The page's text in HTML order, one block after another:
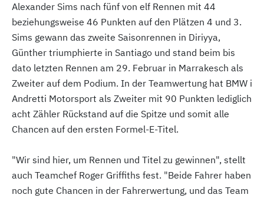
Alexander Sims nach fünf von elf Rennen mit 44
beziehungsweise 46 Punkten auf den Plätzen 4 und 3.
Sims gewann das zweite Saisonrennen in Diriyya,
Günther triumphierte in Santiago und stand beim bis
dato letzten Rennen am 29. Februar in Marrakesch als
Zweiter auf dem Podium. In der Teamwertung hat BMW i
Andretti Motorsport als Zweiter mit 90 Punkten lediglich
acht Zähler Rückstand auf die Spitze und somit alle
Chancen auf den ersten Formel-E-Titel.
"Wir sind hier, um Rennen und Titel zu gewinnen", stellt
auch Teamchef Roger Griffiths fest. "Beide Fahrer haben
noch gute Chancen in der Fahrerwertung, und das Team